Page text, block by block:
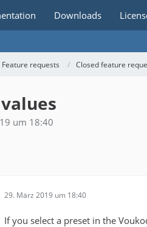
Downloads
Feature requests Closed feature
um 18:40
29. März 2019 um 18:40
If you select a preset in the